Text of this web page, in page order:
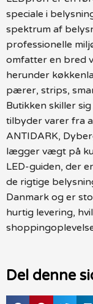
speciale i
spektrum af
professionelle
omfatter en bred
herunder
pærer, strips,
Butikken skiller
tilbyder varer fra
ANTIDARK,
lægger vægt på
LED-guiden, der
de rigtige
Danmark og er
hurtig levering,
Del denne